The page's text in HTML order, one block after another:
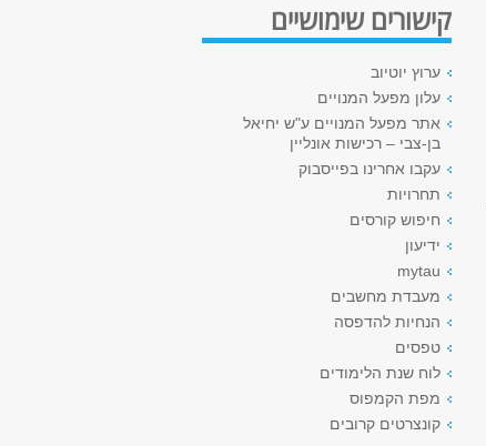
קישורים שימושיים
ערוץ יוטיוב
עלון מפעל המנויים
אתר מפעל המנויים ע"ש יחיאל
בן-צבי – רכישות אונליין
עקבו אחרינו בפייסבוק
תחרויות
חיפוש קורסים
ידיעון
mytau
מעבדת מחשבים
הנחיות להדפסה
טפסים
לוח שנת הלימודים
מפת הקמפוס
קונצרטים קרובים